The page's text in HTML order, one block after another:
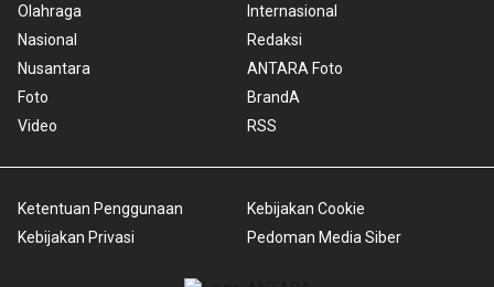
Olahraga
Nasional
Nusantara
Foto
Video
Internasional
Redaksi
ANTARA Foto
BrandA
RSS
Ketentuan Penggunaan
Kebijakan Privasi
Kebijakan Cookie
Pedoman Media Siber